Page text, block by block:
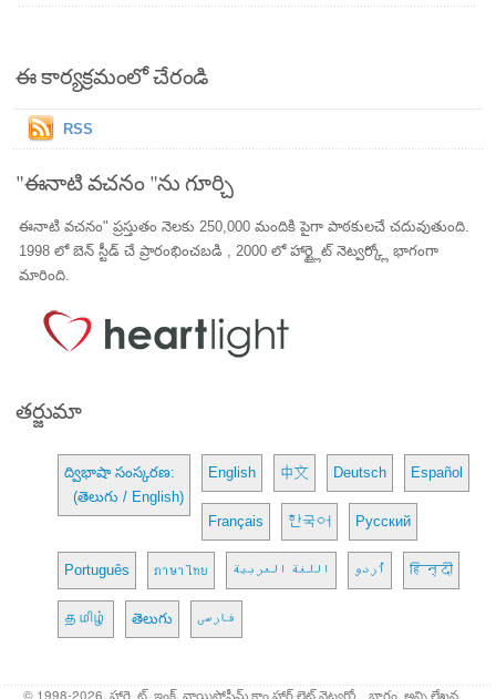
ఈ కార్యక్రమంలో చేరండి
RSS
"ఈనాటి వచనం "ను గూర్చి
ఈనాటి వచనం" ప్రస్తుతం నెలకు 250,000 మందికి పైగా పాఠకులచే చదువుతుంది.
1998 లో బెన్ స్టీడ్ చే ప్రారంభించబడి , 2000 లో హార్ట్లైట్ నెట్వర్క్లో భాగంగా
మారింది.
తర్జుమా
ద్విభాషా సంస్కరణ:
(తెలుగు / English)
English 中文 Deutsch Español
Français 한국어 Русский
Português ภาษาไทย اللغة العربية اُردو हिन्दी
தமிழ் తెలుగు فارسی
© 1998-2026, హార్ట్లైట్, ఇంక్. వాయిస్హోఫ్హీమ్.కాం హార్ట్ లైట్ నెట్వర్క్లో భాగం. అన్ని లేఖన